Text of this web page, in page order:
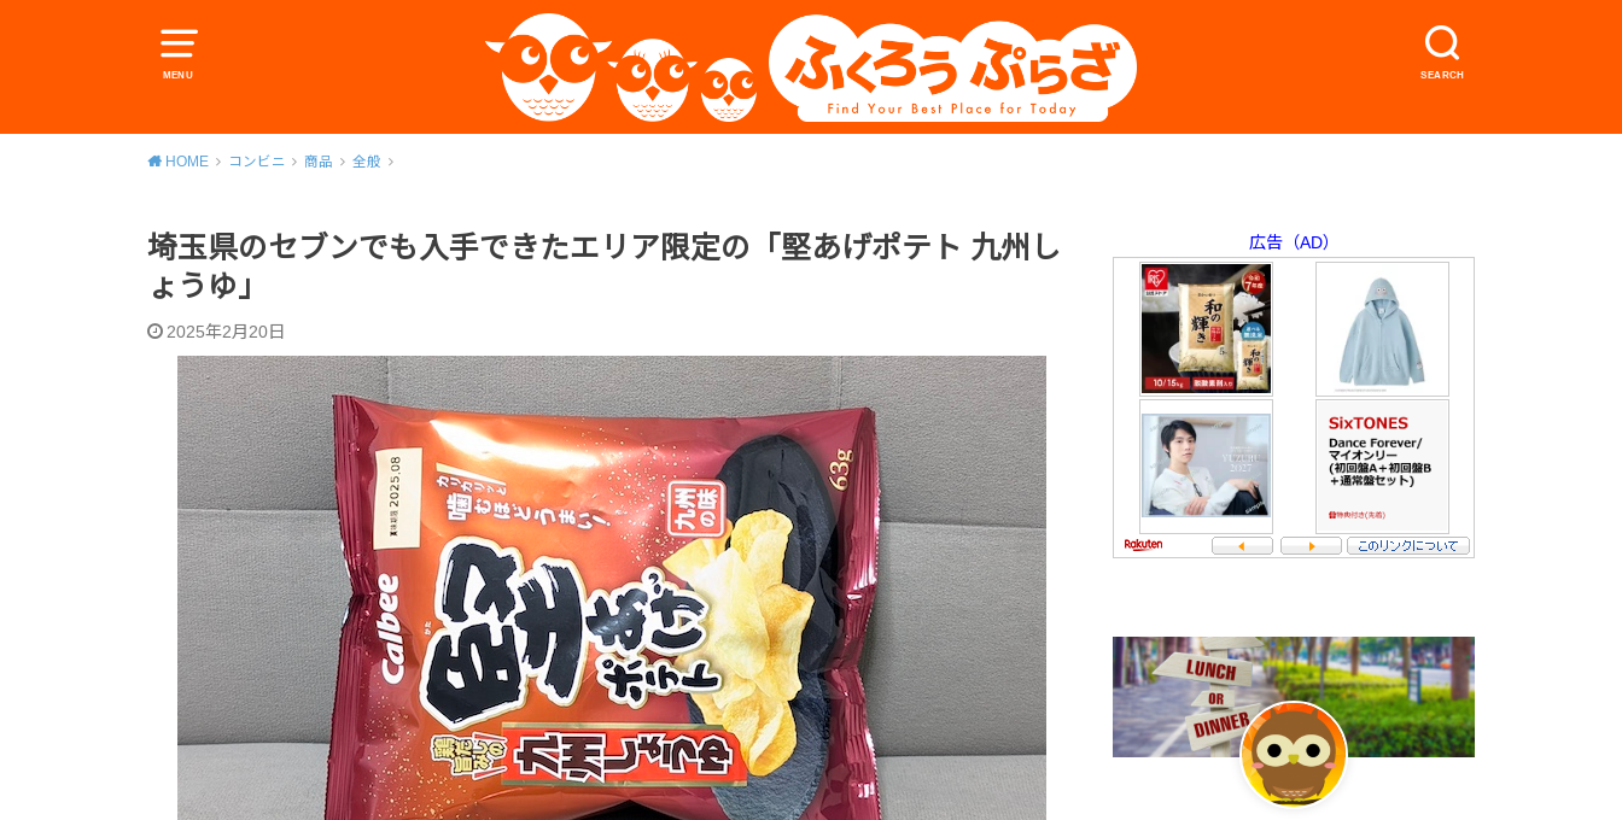
MENU SEARCH
HOME コンビニ 商品 全般
埼玉県のセブンでも入手できたエリア限定の「堅あげポテト 九州し
ょうゆ」
2025年2月20日
広告（AD）